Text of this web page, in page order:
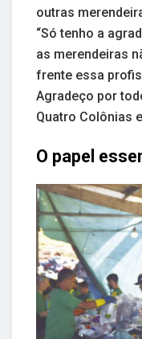
outras
“Só tenho a
as merendeiras
frente essa
Agradeço por
Quatro Colônias
O papel